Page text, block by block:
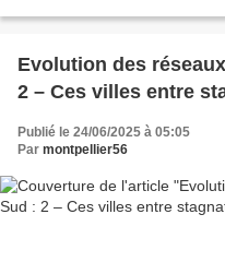
Evolution des
2 – Ces villes entre
Publié le 24/06/2025 à 05:05
Par montpellier56